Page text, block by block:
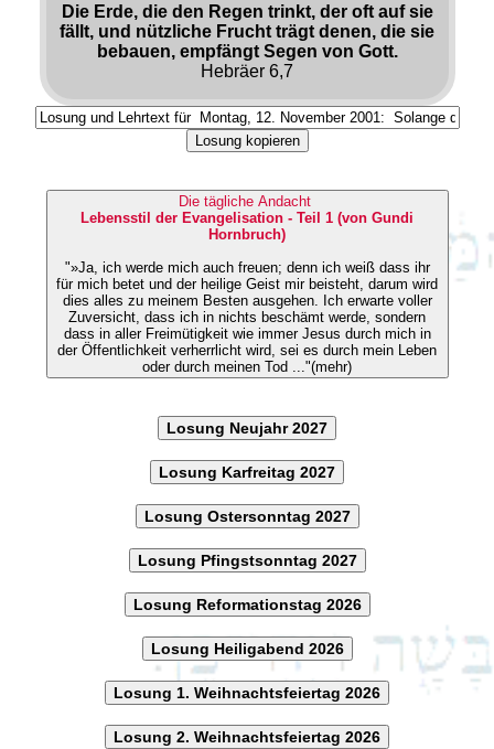
Die Erde, die den Regen trinkt, der oft auf sie
fällt, und nützliche Frucht trägt denen, die sie
bebauen, empfängt Segen von Gott.
Hebräer 6,7
Losung kopieren
Die tägliche Andacht
Lebensstil der Evangelisation - Teil 1 (von Gundi
Hornbruch)
"»Ja, ich werde mich auch freuen; denn ich weiß dass ihr
für mich betet und der heilige Geist mir beisteht, darum wird
dies alles zu meinem Besten ausgehen. Ich erwarte voller
Zuversicht, dass ich in nichts beschämt werde, sondern
dass in aller Freimütigkeit wie immer Jesus durch mich in
der Öffentlichkeit verherrlicht wird, sei es durch mein Leben
oder durch meinen Tod ..."(mehr)
Losung Neujahr 2027
Losung Karfreitag 2027
Losung Ostersonntag 2027
Losung Pfingstsonntag 2027
Losung Reformationstag 2026
Losung Heiligabend 2026
Losung 1. Weihnachtsfeiertag 2026
Losung 2. Weihnachtsfeiertag 2026